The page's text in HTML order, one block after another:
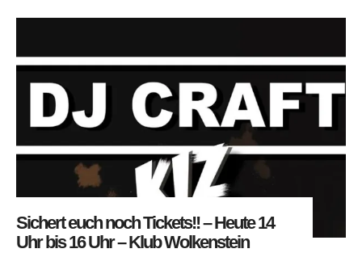
Sichert euch noch Tickets!! – Heute 14
Uhr bis 16 Uhr – Klub Wolkenstein